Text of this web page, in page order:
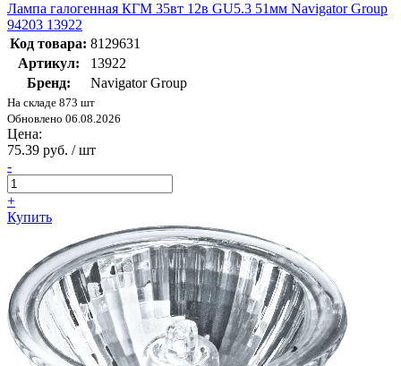
Лампа галогенная КГМ 35вт 12в GU5.3 51мм Navigator Group
94203 13922
Код товара: 8129631
Артикул:
13922
Бренд:
Navigator Group
На складе 873 шт
Обновлено 06.08.2026
Цена:
75.39 руб. / шт
-
+
Купить